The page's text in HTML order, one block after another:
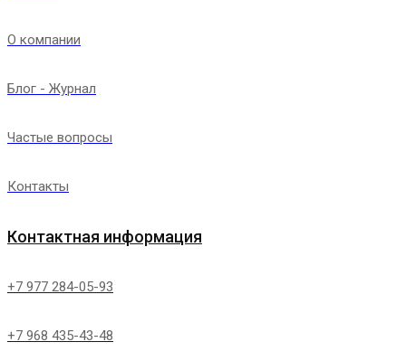
О компании
Блог - Журнал
Частые вопросы
Контакты
Контактная информация
+7 977 284-05-93
+7 968 435-43-48